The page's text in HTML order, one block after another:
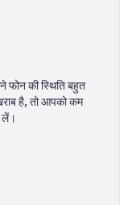
की स्थिति बहुत
है, तो आपको कम
लें।